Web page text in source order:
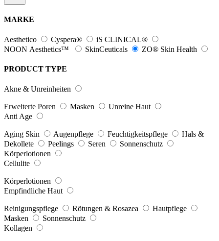
MARKE
Aesthetico Cyspera®
iS CLINICAL®
NOON Aesthetics™
SkinCeuticals ZO® Skin Health
PRODUCT TYPE
Akne & Unreinheiten
Erweiterte Poren Masken
Unreine Haut
Anti Age
Aging Skin Augenpflege Feuchtigkeitspflege
Hals &
Dekollete
Peelings Seren
Sonnenschutz
Körperlotionen
Cellulite
Körperlotionen
Empfindliche Haut
Reinigungspflege Rötungen & Rosazea
Hautpflege
Masken
Sonnenschutz
Kollagen